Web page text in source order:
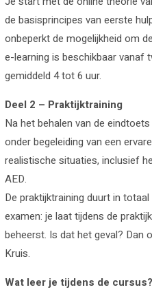
Sponsoren
Contact
HartslagNU
de basisprincipes van eerste
onbeperkt de mogelijkheid om
e-learning is beschikbaar vanaf
gemiddeld 4 tot 6 uur.
Deel 2 – Praktijktraining
Na het behalen van de
onder begeleiding van een
realistische situaties, inclusief
AED.
De praktijktraining duurt in
examen: je laat tijdens de
beheerst. Is dat het geval? Dan
Kruis.
Wat leer je tijdens de cursus?